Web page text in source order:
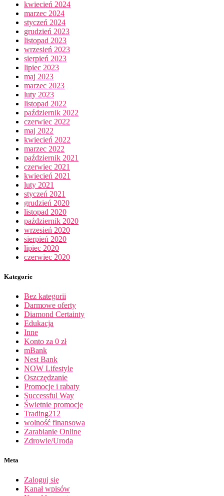
kwiecień 2024
marzec 2024
styczeń 2024
grudzień 2023
listopad 2023
wrzesień 2023
sierpień 2023
lipiec 2023
maj 2023
marzec 2023
luty 2023
listopad 2022
październik 2022
czerwiec 2022
maj 2022
kwiecień 2022
marzec 2022
październik 2021
czerwiec 2021
kwiecień 2021
luty 2021
styczeń 2021
grudzień 2020
listopad 2020
październik 2020
wrzesień 2020
sierpień 2020
lipiec 2020
czerwiec 2020
Kategorie
Bez kategorii
Darmowe oferty
Diamond Certainty
Edukacja
Inne
Konto za 0 zł
mBank
Nest Bank
NOW Lifestyle
Oszczędzanie
Promocje i rabaty
Successful Way
Świetnie promocje
Trading212
wolność finansowa
Zarabianie Online
Zdrowie/Uroda
Meta
Zaloguj się
Kanał wpisów